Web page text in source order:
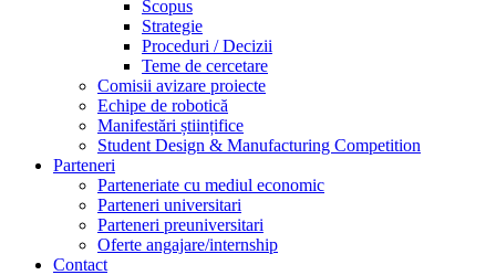
Scopus
Strategie
Proceduri / Decizii
Teme de cercetare
Comisii avizare proiecte
Echipe de robotică
Manifestări științifice
Student Design & Manufacturing Competition
Parteneri
Parteneriate cu mediul economic
Parteneri universitari
Parteneri preuniversitari
Oferte angajare/internship
Contact